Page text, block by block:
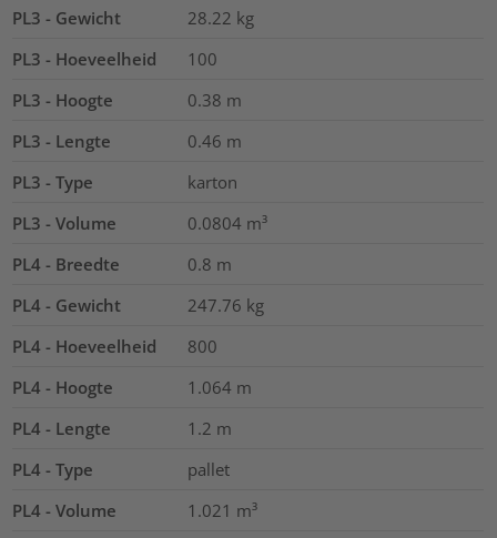
PL3 - Gewicht
28.22 kg
PL3 - Hoeveelheid
100
PL3 - Hoogte
0.38 m
PL3 - Lengte
0.46 m
PL3 - Type
karton
PL3 - Volume
0.0804 m³
PL4 - Breedte
0.8 m
PL4 - Gewicht
247.76 kg
PL4 - Hoeveelheid
800
PL4 - Hoogte
1.064 m
PL4 - Lengte
1.2 m
PL4 - Type
pallet
PL4 - Volume
1.021 m³